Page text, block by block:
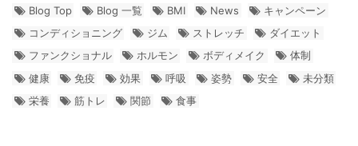
Blog Top Blog 一覧 BMI News
キャンペーン
コンディショニング
ジム ストレッチ
ダイエット
ファンクショナル
ホルモン ボディメイク
体制
健康
免疫 効果 呼吸 姿勢 安全
未分類
栄養
筋トレ 関節 食事